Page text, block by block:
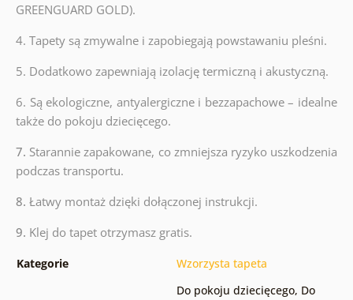
GREENGUARD GOLD).
4. Tapety są zmywalne i zapobiegają powstawaniu pleśni.
5. Dodatkowo zapewniają izolację termiczną i akustyczną.
6. Są ekologiczne, antyalergiczne i bezzapachowe – idealne
także do pokoju dziecięcego.
7. Starannie zapakowane, co zmniejsza ryzyko uszkodzenia
podczas transportu.
8. Łatwy montaż dzięki dołączonej instrukcji.
9. Klej do tapet otrzymasz gratis.
Kategorie Wzorzysta tapeta
Do pokoju dziecięcego, Do